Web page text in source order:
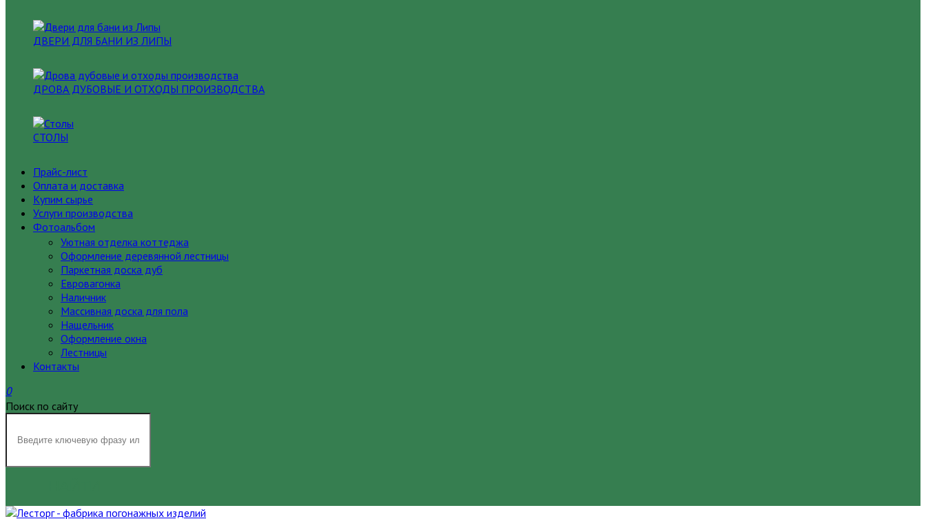
ДВЕРИ ДЛЯ БАНИ ИЗ ЛИПЫ
ДРОВА ДУБОВЫЕ И ОТХОДЫ ПРОИЗВОДСТВА
СТОЛЫ
Прайс-лист
Оплата и доставка
Купим сырье
Услуги производства
Фотоальбом
Уютная отделка коттеджа
Оформление деревянной лестницы
Паркетная доска дуб
Евровагонка
Наличник
Массивная доска для пола
Нащельник
Оформление окна
Лестницы
Контакты
0
Поиск по сайту